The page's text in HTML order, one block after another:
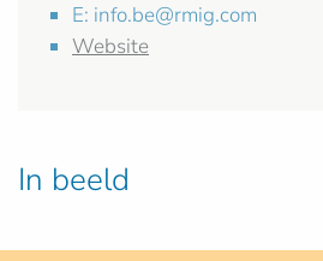
E: info.be@rmig.com
Website
In beeld